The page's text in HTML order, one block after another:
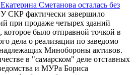
Екатерина Сметанова осталась без
СКР фактически завершило
при продаже четырех зданий
которое было отправной точкой в
дела о реализации по заведомо
Минобороны активов.
в "самарском" деле отставных
и МУРа Бориса